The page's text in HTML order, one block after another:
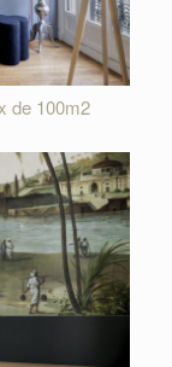
de 100m2